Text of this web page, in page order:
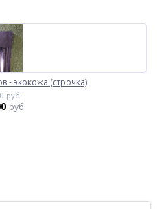
- экокожа (строчка)
руб.
руб.